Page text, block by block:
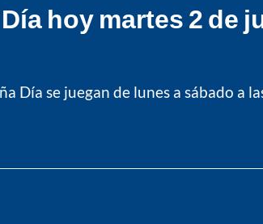
hoy martes 2 de
Día se juegan de lunes a sábado a